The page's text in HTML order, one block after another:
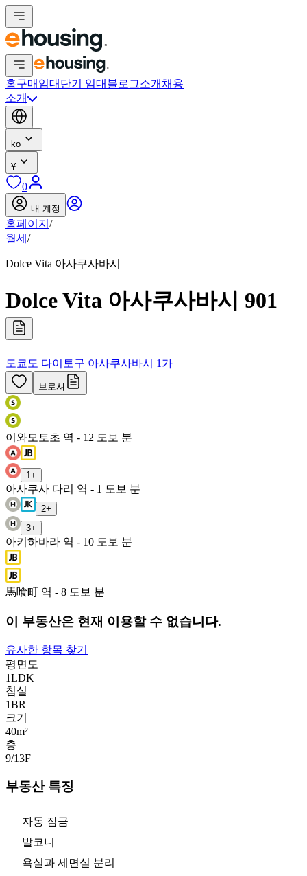
홈구매 임대 단기 임대 블로그소개 채용
소개
ko
¥
0
내 계정
홈페이지 /
월세 /
Dolce Vita 아사쿠사바시
Dolce Vita 아사쿠사바시 901
도쿄도 다이토구 아사쿠사바시 1가
브로셔
이와모토초 역 - 12 도보 분
1 +
아사쿠사 다리 역 - 1 도보 분
2+
3+
아키하바라 역 - 10 도보 분
馬喰町 역 - 8 도보 분
이 부동산은 현재 이용할 수 없습니다.
유사한 항목 찾기
평면도
1LDK
침실
1BR
크기
40m²
층
9/13F
부동산 특징
자동 잠금
발코니
욕실과 세면실 분리